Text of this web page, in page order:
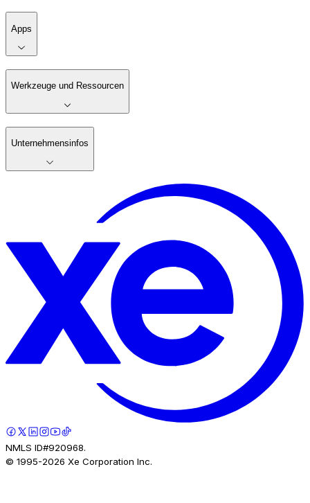
Apps
Werkzeuge und Ressourcen
Unternehmensinfos
NMLS ID#920968.
© 1995-2026 Xe Corporation Inc.